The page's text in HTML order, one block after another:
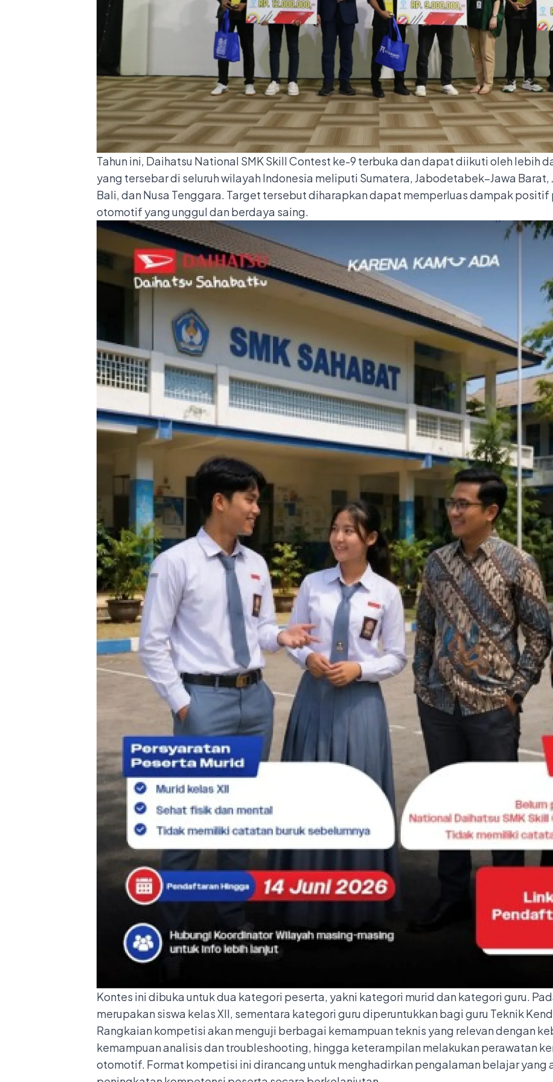
Tahun ini, Daihatsu National SMK Skill Contest ke-9 terbuka dan dapat diikuti oleh lebih
yang tersebar di seluruh wilayah Indonesia meliputi Sumatera, Jabodetabek–Jawa Barat,
Bali, dan Nusa Tenggara. Target tersebut diharapkan dapat memperluas dampak
otomotif yang unggul dan berdaya saing.
Kontes ini dibuka untuk dua kategori peserta, yakni kategori murid dan kategori guru.
merupakan siswa kelas XII, sementara kategori guru diperuntukkan bagi guru Teknik
Rangkaian kompetisi akan menguji berbagai kemampuan teknis yang relevan dengan
kemampuan analisis dan troubleshooting, hingga keterampilan melakukan perawatan
otomotif. Format kompetisi ini dirancang untuk menghadirkan pengalaman belajar